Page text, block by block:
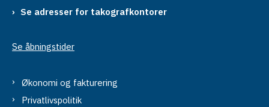
Se adresser for takografkontorer
Se åbningstider
Økonomi og fakturering
Privatlivspolitik